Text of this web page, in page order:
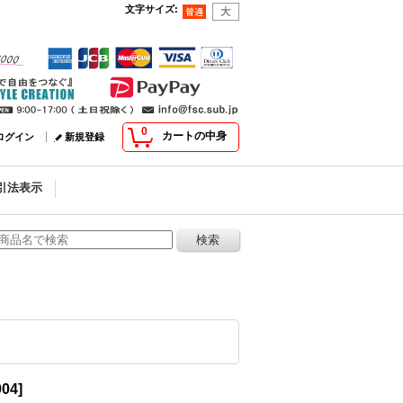
文字サイズ:
0 カートの中身
グイン 新規登録
法表示
]